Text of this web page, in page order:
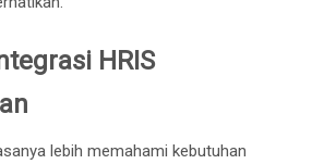
HRIS
lebih memahami kebutuhan